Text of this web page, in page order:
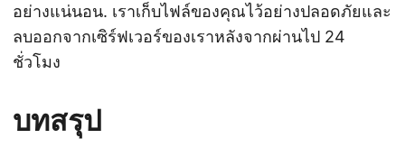
อย่างแน่นอน. เราเก็บไฟล์ของคุณไว้อย่างปลอดภัยและ
ลบออกจากเซิร์ฟเวอร์ของเราหลังจากผ่านไป 24
ชั่วโมง
บทสรุป